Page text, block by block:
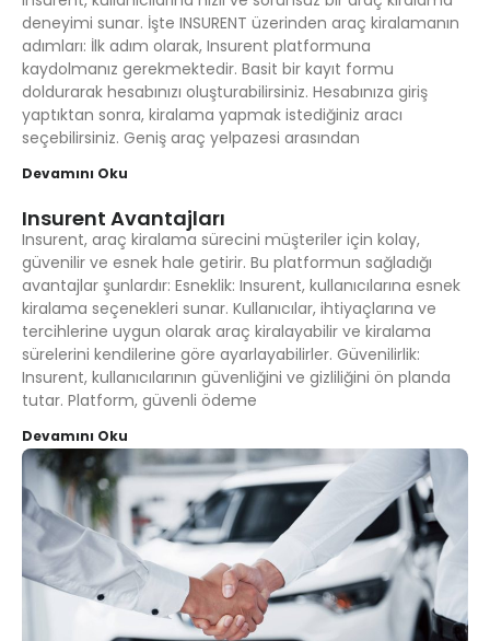
deneyimi sunar. İşte INSURENT üzerinden araç kiralamanın
adımları: İlk adım olarak, Insurent platformuna
kaydolmanız gerekmektedir. Basit bir kayıt formu
doldurarak hesabınızı oluşturabilirsiniz. Hesabınıza giriş
yaptıktan sonra, kiralama yapmak istediğiniz aracı
seçebilirsiniz. Geniş araç yelpazesi arasından
Devamını Oku
Insurent Avantajları
Insurent, araç kiralama sürecini müşteriler için kolay,
güvenilir ve esnek hale getirir. Bu platformun sağladığı
avantajlar şunlardır: Esneklik: Insurent, kullanıcılarına esnek
kiralama seçenekleri sunar. Kullanıcılar, ihtiyaçlarına ve
tercihlerine uygun olarak araç kiralayabilir ve kiralama
sürelerini kendilerine göre ayarlayabilirler. Güvenilirlik:
Insurent, kullanıcılarının güvenliğini ve gizliliğini ön planda
tutar. Platform, güvenli ödeme
Devamını Oku